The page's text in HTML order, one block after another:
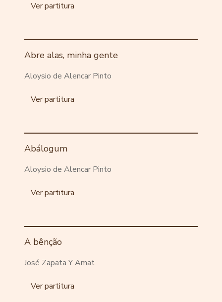
Ver partitura
Abre alas, minha gente
Aloysio de Alencar Pinto
Ver partitura
Abálogum
Aloysio de Alencar Pinto
Ver partitura
A bênção
José Zapata Y Amat
Ver partitura